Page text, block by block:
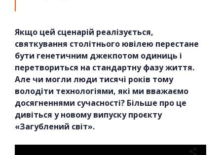
Якщо цей сценарій реалізується,
святкування столітнього ювілею перестане
бути генетичним джекпотом одиниць і
перетвориться на стандартну фазу життя.
Але чи могли люди тисячі років тому
володіти технологіями, які ми вважаємо
досягненнями сучасності? Більше про це
дивіться у новому випуску проєкту
«Загублений світ».